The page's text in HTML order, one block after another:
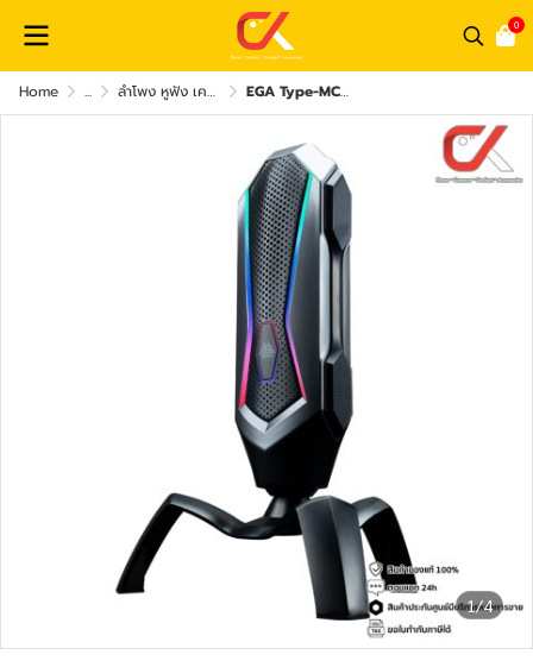
0
Home ... ลำโพง หูฟัง เครื่องเสียง และ อุปกรณ์เสริม EGA Type-MC3 Microphone ไมโครโฟน USB
1/4